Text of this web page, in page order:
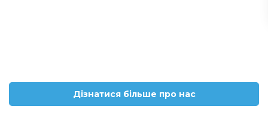
Дізнатися більше про нас